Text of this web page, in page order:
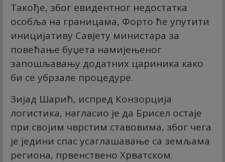
Такође, због евидентног недостатка
особља на границама, Форто ће упутити
иницијативу Савјету министара за
повећање буџета намијењеног
запошљавању додатних цариника како
би се убрзале процедуре.
Зијад Шарић, испред Конзорција
логистика, нагласио је да Брисел остаје
при својим чврстим ставовима, због чега
је једини спас усаглашавање са земљама
региона, првенствено Хрватском.